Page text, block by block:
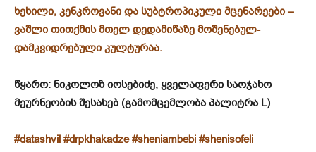
ხეხილი, კენკროვანი და სუბტროპიკული მცენარეები –
ვაშლი თითქმის მთელ დედამიწაზე მოშენებულ-
დამკვიდრებული კულტურაა.
წყარო: ნიკოლოზ იოსებიძე, ყველაფერი საოჯახო
მეურნეობის შესახებ (გამომცემლობა პალიტრა L)
#datashvil #drpkhakadze #sheniambebi #shenisofeli